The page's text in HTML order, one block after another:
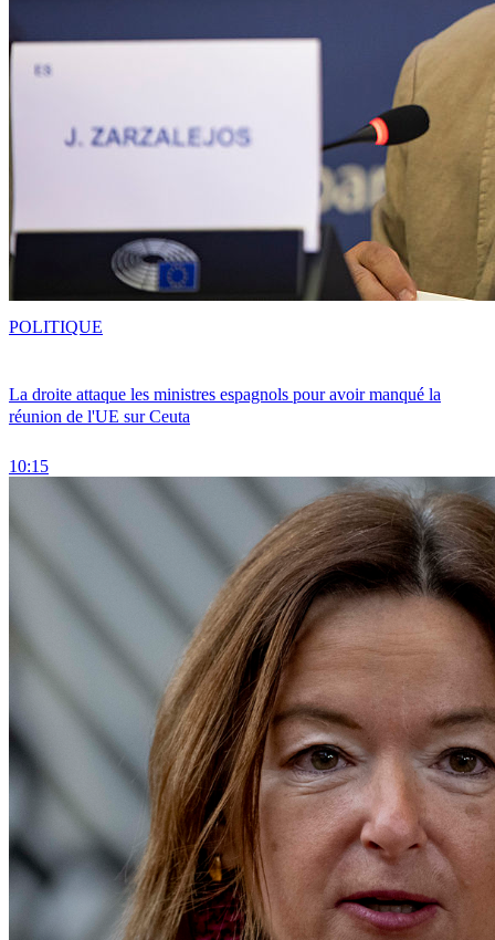
La droite attaque les ministres espagnols pour avoir manqué la
réunion de l'UE sur Ceuta
10:15
POLITIQUE